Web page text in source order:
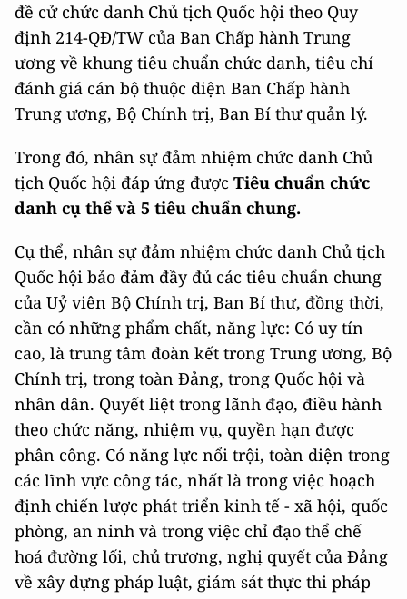
đề cử chức danh Chủ tịch Quốc hội theo Quy
định 214-QĐ/TW của Ban Chấp hành Trung
ương về khung tiêu chuẩn chức danh, tiêu chí
đánh giá cán bộ thuộc diện Ban Chấp hành
Trung ương, Bộ Chính trị, Ban Bí thư quản lý.
Trong đó, nhân sự đảm nhiệm chức danh Chủ
tịch Quốc hội đáp ứng được Tiêu chuẩn chức
danh cụ thể và 5 tiêu chuẩn chung.
Cụ thể, nhân sự đảm nhiệm chức danh Chủ tịch
Quốc hội bảo đảm đầy đủ các tiêu chuẩn chung
của Uỷ viên Bộ Chính trị, Ban Bí thư, đồng thời,
cần có những phẩm chất, năng lực: Có uy tín
cao, là trung tâm đoàn kết trong Trung ương, Bộ
Chính trị, trong toàn Đảng, trong Quốc hội và
nhân dân. Quyết liệt trong lãnh đạo, điều hành
theo chức năng, nhiệm vụ, quyền hạn được
phân công. Có năng lực nổi trội, toàn diện trong
các lĩnh vực công tác, nhất là trong việc hoạch
định chiến lược phát triển kinh tế - xã hội, quốc
phòng, an ninh và trong việc chỉ đạo thể chế
hoá đường lối, chủ trương, nghị quyết của Đảng
về xây dựng pháp luật, giám sát thực thi pháp